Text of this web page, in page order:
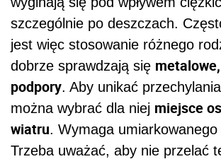
szczególnie po deszczach.
jest więc stosowanie różnego
dobrze sprawdzają się
podpory. Aby unikać
można wybrać dla niej miejsce
wiatru. Wymaga umiarkowanego
Trzeba uważać, aby nie przelać